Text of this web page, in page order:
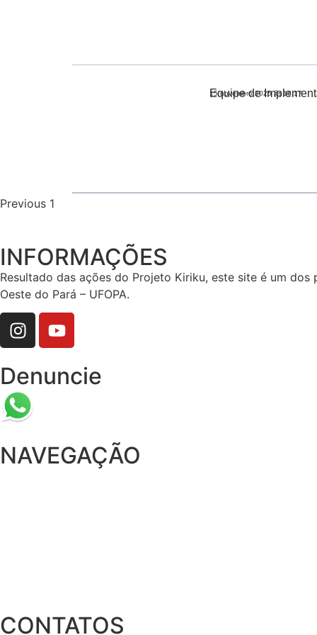
15 novembro 2025 ás 16:17
Equipe de
Previous 1
INFORMAÇÕES​
Resultado das ações do Projeto Kiriku, este site é um
Oeste do Pará – UFOPA.
Denuncie
NAVEGAÇÃO
CONTATOS